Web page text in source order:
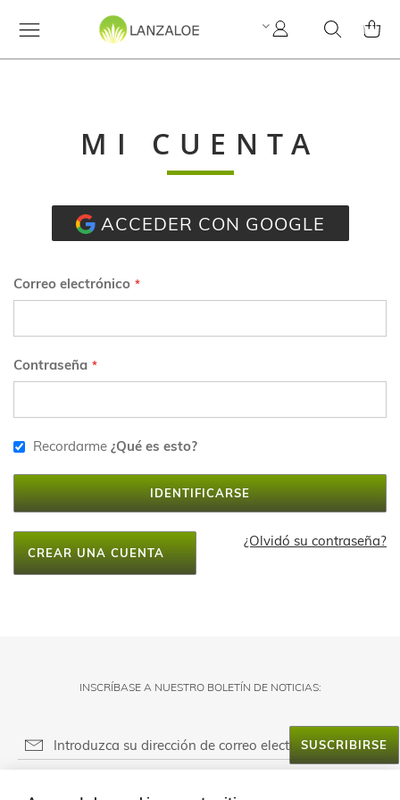
Search
Mi
cuenta
MI
MI CUENTA
ACCEDER CON GOOGLE
Correo electrónico
Contraseña
Recordarme ¿Qué es esto?
IDENTIFICARSE
¿Olvidó su contraseña?
CREAR UNA CUENTA
INSCRÍBASE A NUESTRO BOLETÍN DE NOTICIAS:
SUSCRIBIRSE